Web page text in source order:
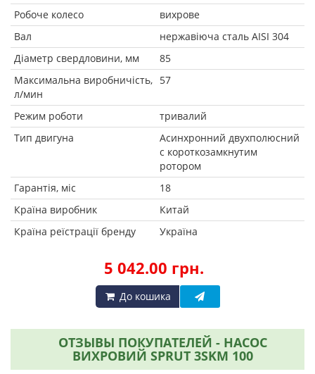
Робоче колесо
вихрове
Вал
нержавіюча сталь AISI 304
Діаметр свердловини, мм
85
Максимальна виробничість,
л/мин
57
Режим роботи
тривалий
Тип двигуна
Асинхронний двухполюсний
с короткозамкнутим
ротором
Гарантія, міс
18
Країна виробник
Китай
Країна реїстрації бренду
Україна
5 042.00 грн.
До кошика
ОТЗЫВЫ ПОКУПАТЕЛЕЙ - НАСОС
ВИХРОВИЙ SPRUT 3SKM 100